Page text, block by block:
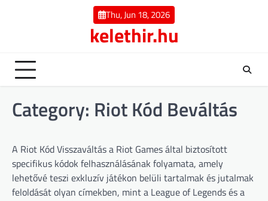
Thu, Jun 18, 2026
kelethir.hu
Category: Riot Kód Beváltás
A Riot Kód Visszaváltás a Riot Games által biztosított
specifikus kódok felhasználásának folyamata, amely
lehetővé teszi exkluzív játékon belüli tartalmak és jutalmak
feloldását olyan címekben, mint a League of Legends és a